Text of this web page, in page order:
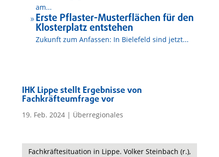
am...
9 Erste Pflaster-Musterflächen für den
Klosterplatz entstehen
Zukunft zum Anfassen: In Bielefeld sind jetzt...
IHK Lippe stellt Ergebnisse von
Fachkräfteumfrage vor
19. Feb. 2024| Überregionales
Fachkräftesituation in Lippe. Volker Steinbach (r.),